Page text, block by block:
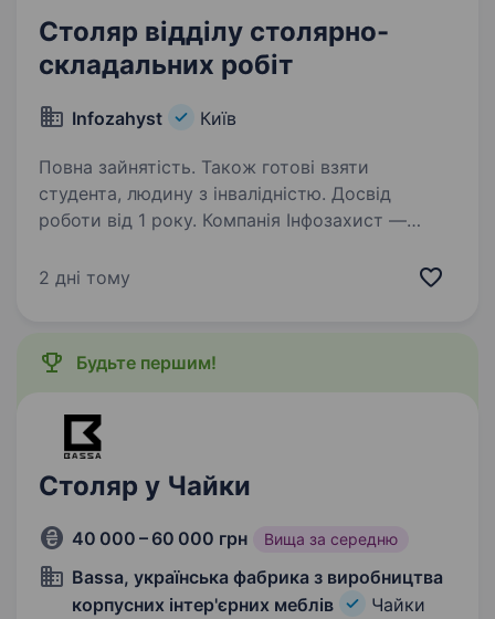
Столяр відділу столярно-
складальних робіт
Infozahyst Київ
Повна зайнятість. Також готові взяти
студента, людину з інвалідністю. Досвід
роботи від 1 року. Компанія Інфозахист —
лідер галузі радіоелектронної розвідки. Понад
України. Спеціалізуємось…
2 дні тому
Будьте першим!
Столяр у Чайки
40 000 – 60 000 грн Вища за середню
Bassa, українська фабрика з виробництва
корпусних інтер'єрних меблів
Чайки